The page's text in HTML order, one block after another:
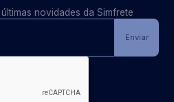
novidades da Simfrete